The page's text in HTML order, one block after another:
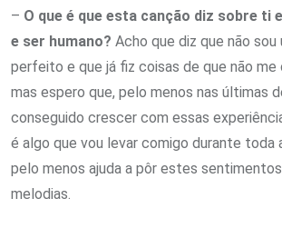
– O que é que esta canção diz sobre ti
e ser humano? Acho que diz que não sou
perfeito e que já fiz coisas de que não me
mas espero que, pelo menos nas últimas
conseguido crescer com essas
é algo que vou levar comigo durante toda
pelo menos ajuda a pôr estes
melodias.